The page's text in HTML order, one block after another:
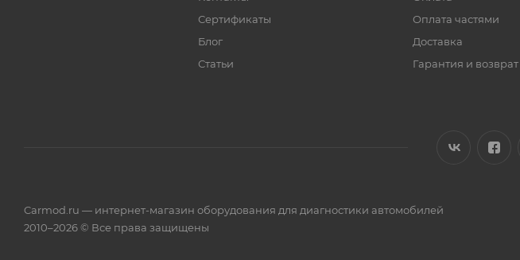
Сертификаты
Блог
Статьи
Оплата частями
Доставка
Гарантия и возврат
Carmod.ru — интернет-магазин оборудования для диагностики автомобилей
2010–2026 © Все права защищены